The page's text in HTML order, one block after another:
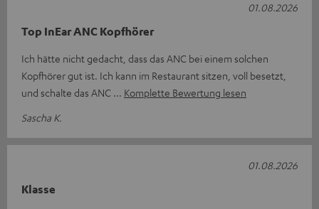
Top InEar ANC Kopfhörer
Ich hätte nicht gedacht, dass das ANC bei einem solchen
Kopfhörer gut ist. Ich kann im Restaurant sitzen, voll besetzt,
und schalte das ANC
Komplette Bewertung lesen
Sascha K.
01.08.2026
Klasse
01.08.2026